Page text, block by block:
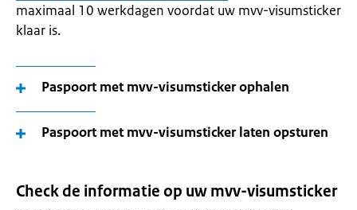
maximaal 10 werkdagen voordat uw mvv-visumsticker
klaar is.
Paspoort met mvv-visumsticker ophalen
Paspoort met mvv-visumsticker laten opsturen
Check de informatie op uw mvv-visumsticker